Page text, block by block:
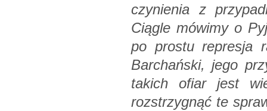
czynienia z
Ciągle mówimy o
po prostu represja
Barchański, jego
takich ofiar jest
rozstrzygnąć te